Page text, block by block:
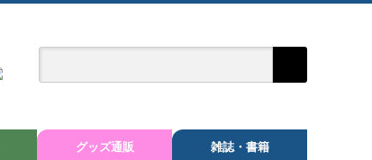
グッズ通販 雑誌・書籍